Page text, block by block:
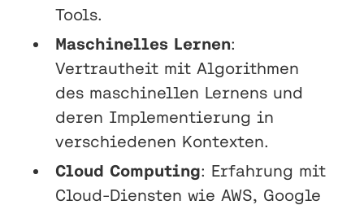
Tools.
Maschinelles Lernen:
Vertrautheit mit Algorithmen
des maschinellen Lernens und
deren Implementierung in
verschiedenen Kontexten.
Cloud Computing: Erfahrung mit
Cloud-Diensten wie AWS, Google